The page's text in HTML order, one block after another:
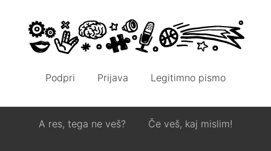
Podpri Prijava Legitimno pismo
A res, tega ne veš? Če veš, kaj mislim!